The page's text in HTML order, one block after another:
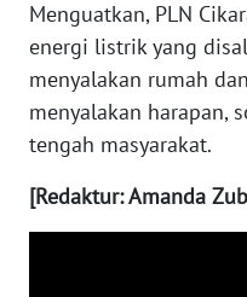
Menguatkan, PLN
energi listrik yang
menyalakan rumah
menyalakan harapan,
tengah masyarakat.
[Redaktur: Amanda
KALTARA
WN
KALSEL
KALTIM